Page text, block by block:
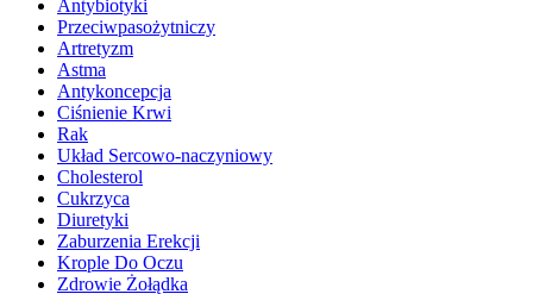
Antybiotyki
Przeciwpasożytniczy
Artretyzm
Astma
Antykoncepcja
Ciśnienie Krwi
Rak
Układ Sercowo-naczyniowy
Cholesterol
Cukrzyca
Diuretyki
Zaburzenia Erekcji
Krople Do Oczu
Zdrowie Żołądka